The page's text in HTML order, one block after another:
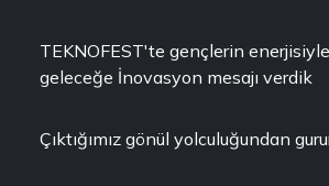
TEKNOFEST'te gençlerin
geleceğe İnovasyon mesajı verdik
Çıktığımız gönül yolculuğundan